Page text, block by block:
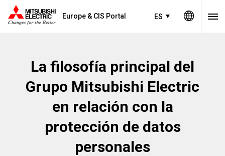
Europe & CIS Portal ES
La filosofía principal del
Grupo Mitsubishi Electric
en relación con la
protección de datos
personales